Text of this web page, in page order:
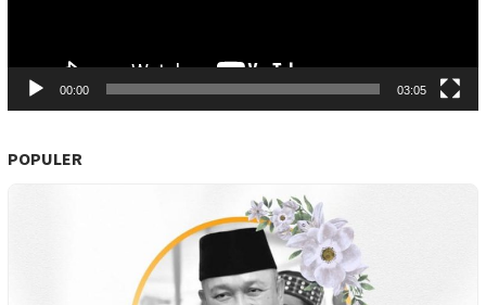
00:00 03:05
POPULER